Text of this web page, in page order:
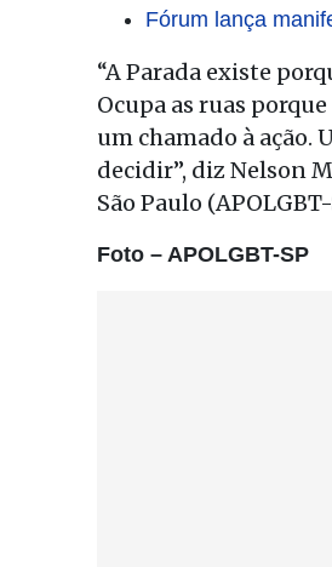
Fórum lança
“A Parada existe
Ocupa as ruas
um chamado à ação.
decidir”, diz Nelson
São Paulo (APOLGBT-
Foto – APOLGBT-SP